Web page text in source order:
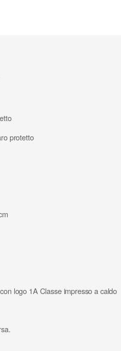
protetto
logo 1A Classe impresso a caldo